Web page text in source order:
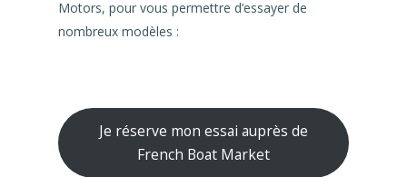
Motors, pour vous permettre d’essayer de
nombreux modèles :
Je réserve mon essai auprès de
French Boat Market